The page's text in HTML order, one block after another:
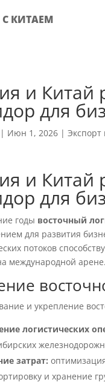
С КИТАЕМ
и Китай
для
| Июн 1, 2026 |Экспорт
и Китай
для
годы восточный
для развития
потоков
международной арене.
и укрепление
логистических
затрат:
и хранение